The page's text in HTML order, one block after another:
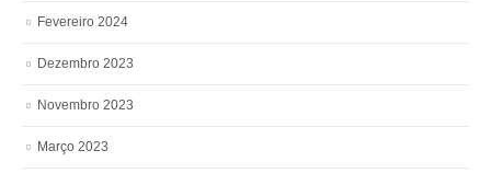
Fevereiro 2024
Dezembro 2023
Novembro 2023
Março 2023